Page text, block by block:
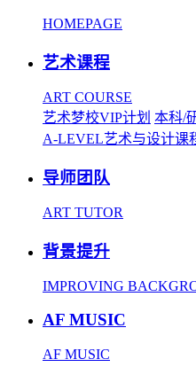
HOMEPAGE
艺术课程
ART COURSE
艺术梦校VIP计划 本科/
A-LEVEL艺术与设计课
导师团队
ART TUTOR
背景提升
IMPROVING
AF MUSIC
AF MUSIC